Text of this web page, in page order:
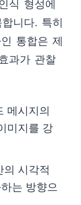
식 형성에
니다. 특히
통합은 제
과가 관찰
메시지의
미지를 강
의 시각적
는 방향으